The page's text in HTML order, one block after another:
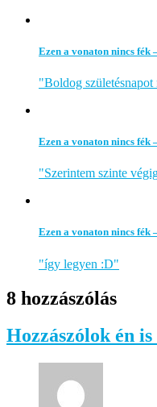
Ezen a vonaton nincs fék
"Boldog
Ezen a vonaton nincs fék
"Szerintem szinte
Ezen a vonaton nincs fék
"így legyen :D"
8 hozzászólás
Hozzászólok én